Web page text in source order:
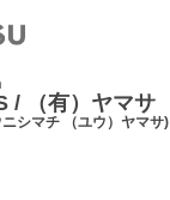
/ （有）ヤマサ
シマチ （ユウ）ヤマサ)